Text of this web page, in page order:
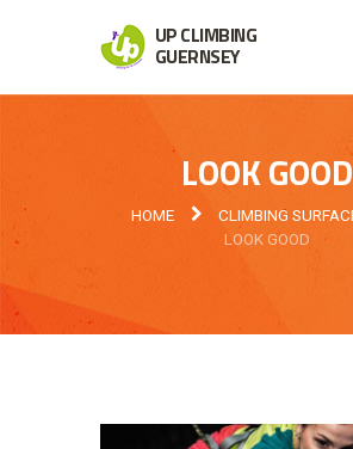
UP CLIMBING
GUERNSEY
LOOK GOOD
HOME
CLIMBING
LOOK GOOD